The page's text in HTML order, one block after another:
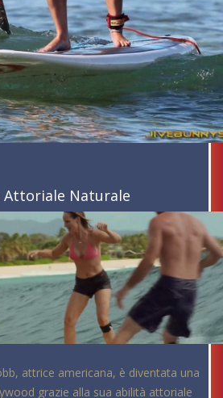
Naturale
attrice americana, è diventata una
grazie alla sua abilità attoriale